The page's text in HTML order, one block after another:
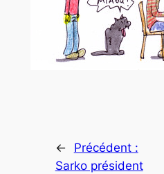
←
Précédent :
Sarko président